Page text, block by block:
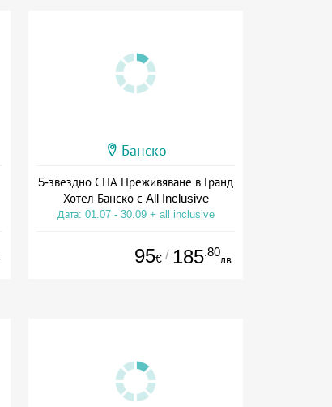
Банско
5-звездно СПА Преживяване в Гранд
Хотел Банско с All Inclusive
Дата: 01.07 - 30.09 + all inclusive
95€ / 185.80
лв.